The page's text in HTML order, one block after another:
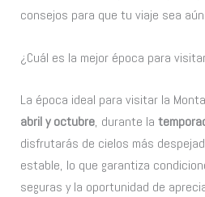
consejos para que tu viaje sea
¿Cuál es la mejor época para
La época ideal para visitar la
abril y octubre, durante la
disfrutarás de cielos más
estable, lo que garantiza
seguras y la oportunidad de